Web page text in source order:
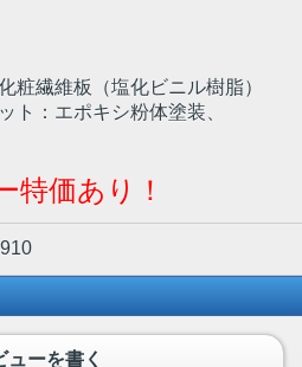
粧繊維板（塩化ビニル樹脂）
ト：エポキシ粉体塗装、
特価あり！
ューを書く